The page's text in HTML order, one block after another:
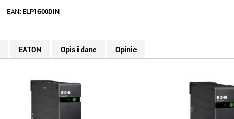
EAN:ELP1600DIN
EATON Opis i dane Opinie